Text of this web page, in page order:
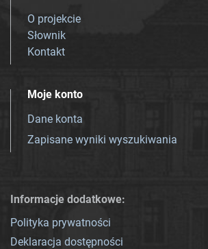
O projekcie
Słownik
Kontakt
Moje konto
Dane konta
Zapisane wyniki wyszukiwania
Informacje dodatkowe:
Polityka prywatności
Deklaracja dostępności